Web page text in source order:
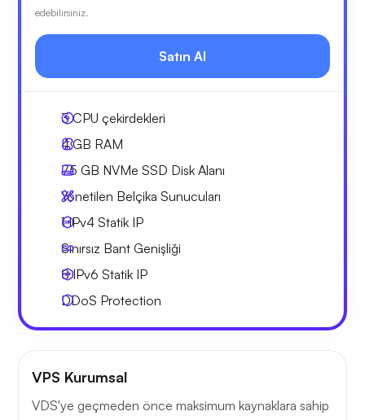
edebilirsiniz.
Satın Al
3CPU çekirdekleri
4 GB RAM
75 GB NVMe SSD Disk Alanı
Yönetilen Belçika Sunucuları
1 IPv4 Statik IP
Sınırsız Bant Genişliği
8 IPv6 Statik IP
DDoS Protection
VPS Kurumsal
VDS'ye geçmeden önce maksimum kaynaklara sahip